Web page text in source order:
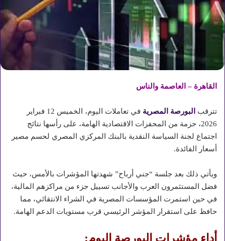
القاهرة – العاصمة والناس
تترقب البورصة المصرية
في تعاملات اليوم، الخميس 12 فبراير
2026، حزمة من المحفزات الاقتصادية الهامة، على رأسها نتائج
اجتماع لجنة السياسة النقدية بالبنك المركزي المصري لحسم مصير
أسعار الفائدة.
ويأتي ذلك بعد جلسة “جني أرباح” شهدتها المؤشرات بالأمس، حيث
فضل المستثمرون العرب والأجانب تسييل جزء من مراكزهم المالية،
في حين استمرت المؤسسات المصرية في الشراء الانتقائي، مما
حافظ على استقرار المؤشر الرئيسي قرب مستويات الدعم الهامة.
أداء مؤشرات البورصة اليوم: